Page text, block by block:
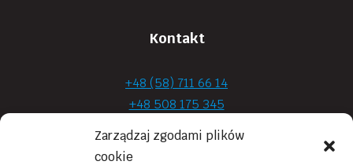
Zarządzaj zgodami plików
cookie
Kontakt
+48 (58) 711 66 14
+48 508 175 345
+48 720 870 590
prima.optyk@gmail.com